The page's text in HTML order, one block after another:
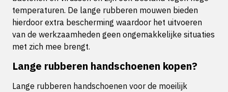
temperaturen. De lange rubberen mouwen bieden
hierdoor extra bescherming waardoor het uitvoeren
van de werkzaamheden geen ongemakkelijke situaties
met zich mee brengt.
Lange rubberen handschoenen kopen?
Lange rubberen handschoenen voor de moeilijk